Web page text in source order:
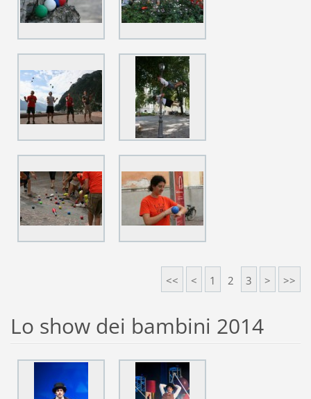
<< < 1 2 3 > >>
Lo show dei bambini 2014